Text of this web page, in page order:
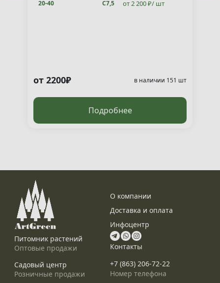
20-40 С7,5 от 2 200 ₽/ шт
от 2200₽ в наличии 151 шт
Подробнее
Питомник растений
Оптовые продажи
Садовый центр
Розничные продажи
О компании
Доставка и оплата
Инфоцентр
Контакты
+7 (863) 206-72-22
Номер телефона